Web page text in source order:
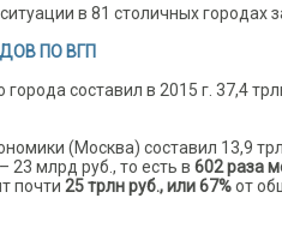
в 81 столичных городах
ПО ВГП
составил в 2015 г. 37,4
(Москва) составил 13,9
23 млрд руб., то есть в 602 раза
почти 25 трлн руб., или 67%от